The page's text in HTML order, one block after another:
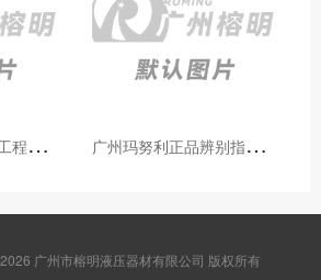
玛
努利胶管在广州工程机械领域的应用案例与效果分析 广
州玛努利正品辨别指南：如何区分原装 Manuli 胶管 / 接头 / 扣压机（代理专业版）
广州市榕明液压器材有限公司 版权所有